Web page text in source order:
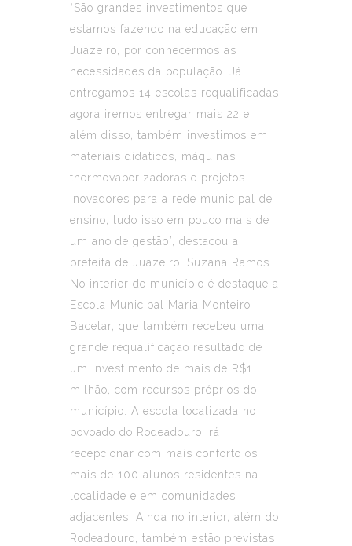
“São grandes investimentos que
estamos fazendo na educação em
Juazeiro, por conhecermos as
necessidades da população. Já
entregamos 14 escolas requalificadas,
agora iremos entregar mais 22 e,
além disso, também investimos em
materiais didáticos, máquinas
thermovaporizadoras e projetos
inovadores para a rede municipal de
ensino, tudo isso em pouco mais de
um ano de gestão”, destacou a
prefeita de Juazeiro, Suzana Ramos.
No interior do município é destaque a
Escola Municipal Maria Monteiro
Bacelar, que também recebeu uma
grande requalificação resultado de
um investimento de mais de R$1
milhão, com recursos próprios do
município. A escola localizada no
povoado do Rodeadouro irá
recepcionar com mais conforto os
mais de 100 alunos residentes na
localidade e em comunidades
adjacentes. Ainda no interior, além do
Rodeadouro, também estão previstas